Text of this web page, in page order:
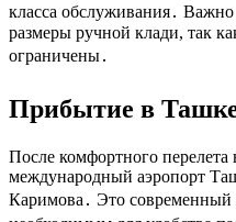
класса обслуживания․
размеры ручной клади, так
ограничены․
Прибытие в
После комфортного
международный аэропорт
Каримова․ Это современный